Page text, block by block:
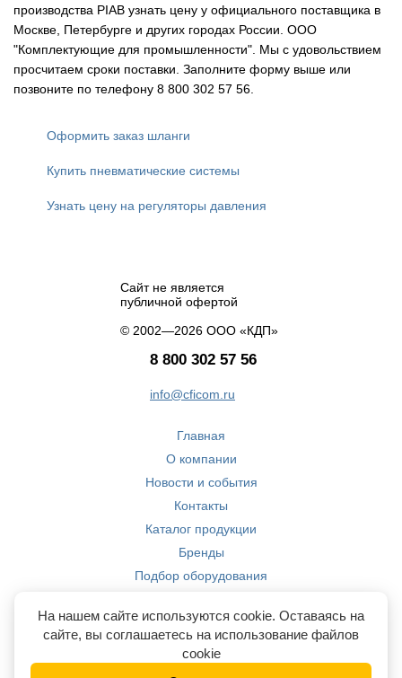
производства PIAB узнать цену у официального поставщика в
Москве, Петербурге и других городах России. ООО
"Комплектующие для промышленности". Мы с удовольствием
просчитаем сроки поставки. Заполните форму выше или
позвоните по телефону 8 800 302 57 56.
Оформить заказ шланги
Купить пневматические системы
Узнать цену на регуляторы давления
Сайт не является
публичной офертой
© 2002—2026 ООО «КДП»
8 800 302 57 56
info@cficom.ru
Главная
О компании
Новости и события
Контакты
Каталог продукции
Бренды
Подбор оборудования
Компетенции
На нашем сайте используются cookie. Оставаясь на
сайте, вы соглашаетесь на использование файлов
cookie